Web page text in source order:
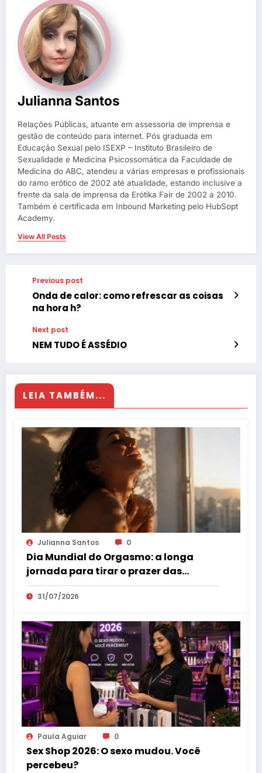
Julianna Santos
Relações Públicas, atuante em assessoria de imprensa e
gestão de conteúdo para internet. Pós graduada em
Educação Sexual pelo ISEXP – Instituto Brasileiro de
Sexualidade e Medicina Psicossomática da Faculdade de
Medicina do ABC, atendeu a várias empresas e profissionais
do ramo erótico de 2002 até atualidade, estando inclusive a
frente da sala de imprensa da Erótika Fair de 2002 a 2010.
Também é certificada em Inbound Marketing pelo HubSopt
Academy.
View All Posts
Previous post
Onda de calor: como refrescar as coisas
na hora h?
Next post
NEM TUDO É ASSÉDIO
LEIA TAMBÉM...
Julianna Santos 0
Dia Mundial do Orgasmo: a longa
jornada para tirar o prazer das
sombras
31/07/2026
Paula Aguiar 0
Sex Shop 2026: O sexo mudou. Você
percebeu?